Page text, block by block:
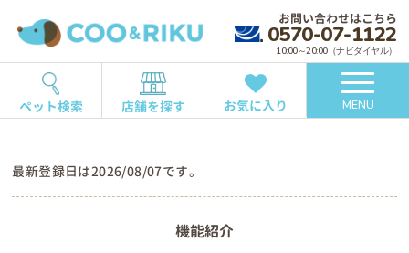
お問い合わせはこちら
0570-07-1122
10:00～20:00（ナビダイヤル）
ペット検索 店舗を探す お気に入り MENU
最新登録日は2026/08/07です。
機能紹介